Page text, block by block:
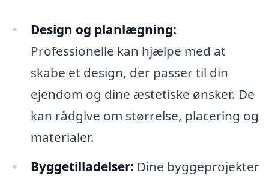
Design og planlægning:
Professionelle kan hjælpe med at
skabe et design, der passer til din
ejendom og dine æstetiske ønsker. De
kan rådgive om størrelse, placering og
materialer.
Byggetilladelser: Dine byggeprojekter